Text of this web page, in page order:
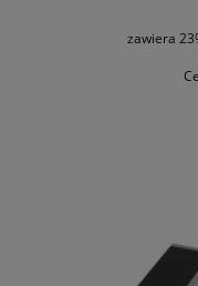
zawiera